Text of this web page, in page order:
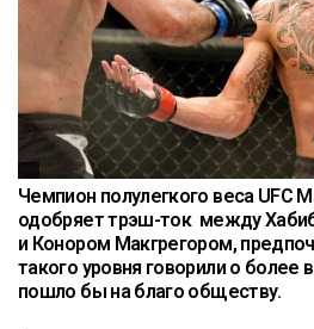
Чемпион полулегкого веса UFC
одобряет трэш-ток между
и Конором Макгрегором,
такого уровня говорили о более
пошло бы на благо обществу.